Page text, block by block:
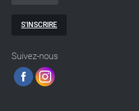
S'INSCRIRE
Suivez-nous